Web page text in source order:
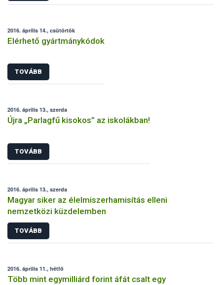
2016. április 14., csütörtök
Elérhető gyártmánykódok
TOVÁBB
2016. április 13., szerda
Újra „Parlagfű kisokos” az iskolákban!
TOVÁBB
2016. április 13., szerda
Magyar siker az élelmiszerhamisítás elleni
nemzetközi küzdelemben
TOVÁBB
2016. április 11., hétfő
Több mint egymilliárd forint áfát csalt egy